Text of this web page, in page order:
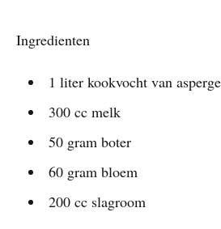
Ingredienten
1 liter kookvocht van
300 cc melk
50 gram boter
60 gram bloem
200 cc slagroom